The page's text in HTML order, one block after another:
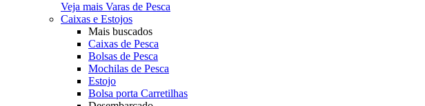
Veja mais Varas de Pesca
Caixas e Estojos
Mais buscados
Caixas de Pesca
Bolsas de Pesca
Mochilas de Pesca
Estojo
Bolsa porta Carretilhas